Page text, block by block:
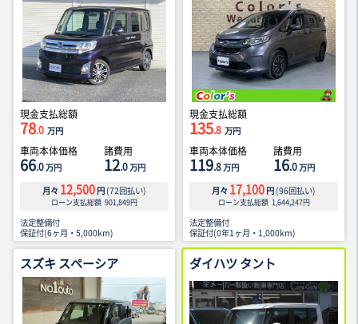
現金支払総額
78.0 万円
車両本体価格
66.0万円
諸費用
12.0万円
月々 12,500 円 (72回払い)
ローン支払総額 901,849円
法定整備付
保証付(6ヶ月・5,000km)
現金支払総額
135.8 万円
車両本体価格
119.8万円
諸費用
16.0万円
月々 17,100 円 (96回払い)
ローン支払総額 1,644,247円
法定整備付
保証付(0年1ヶ月・1,000km)
スズキ スペーシア ダイハツ タント